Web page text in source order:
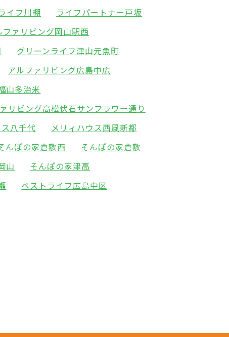
イフ川棚
ライフパートナー戸坂
ファリビング岡山駅西
グリーンライフ津山元魚町
アルファリビング広島中広
山多治米
リビング高松伏石サンフラワー通り
八千代
メリィハウス西風新都
んぽの家倉敷西
そんぽの家倉敷
山
そんぽの家津高
ベストライフ広島中区